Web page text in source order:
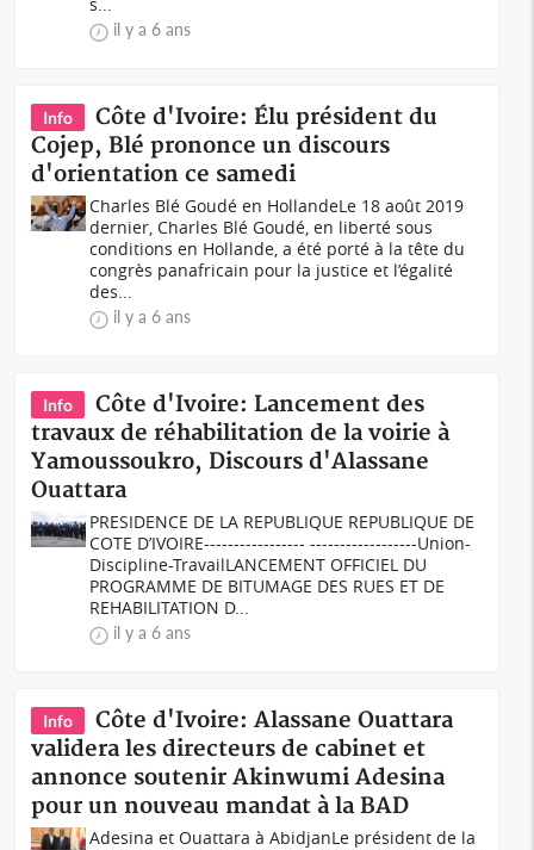
il y a 6 ans
Info
Côte d'Ivoire: Élu président du
Cojep, Blé prononce un discours
d'orientation ce samedi
Charles Blé Goudé en HollandeLe 18 août 2019
dernier, Charles Blé Goudé, en liberté sous
conditions en Hollande, a été porté à la tête du
congrès panafricain pour la justice et l’égalité
des...
il y a 6 ans
Info
Côte d'Ivoire: Lancement des
travaux de réhabilitation de la voirie à
Yamoussoukro, Discours d'Alassane
Ouattara
PRESIDENCE DE LA REPUBLIQUE REPUBLIQUE DE
COTE D’IVOIRE----------------- ------------------Union-
Discipline-TravailLANCEMENT OFFICIEL DU
PROGRAMME DE BITUMAGE DES RUES ET DE
REHABILITATION D...
il y a 6 ans
Info
Côte d'Ivoire: Alassane Ouattara
validera les directeurs de cabinet et
annonce soutenir Akinwumi Adesina
pour un nouveau mandat à la BAD
Adesina et Ouattara à Abidjan Le président de la